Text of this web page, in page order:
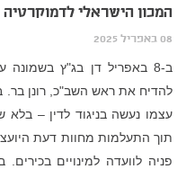
המכון הישראלי לדמוקרטיה
08 באפריל 2025
ב-8 באפריל דן בג"ץ
להדיח את ראש השב"כ, רונן בר.
עצמו נעשה בניגוד לדין –
תוך התעלמות מחוות דעת
פניה לוועדה למינויים